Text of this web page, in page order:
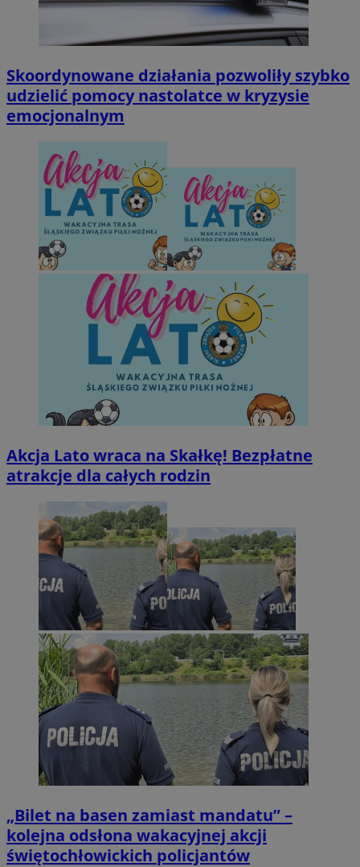
Skoordynowane działania pozwoliły szybko
udzielić pomocy nastolatce w kryzysie
emocjonalnym
Akcja Lato wraca na Skałkę! Bezpłatne
atrakcje dla całych rodzin
„Bilet na basen zamiast mandatu” –
kolejna odsłona wakacyjnej akcji
świętochłowickich policjantów